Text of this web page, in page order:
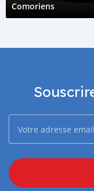
Comoriens